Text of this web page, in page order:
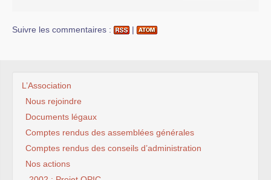
Suivre les commentaires : |
L’Association
Nous rejoindre
Documents légaux
Comptes rendus des assemblées générales
Comptes rendus des conseils d’administration
Nos actions